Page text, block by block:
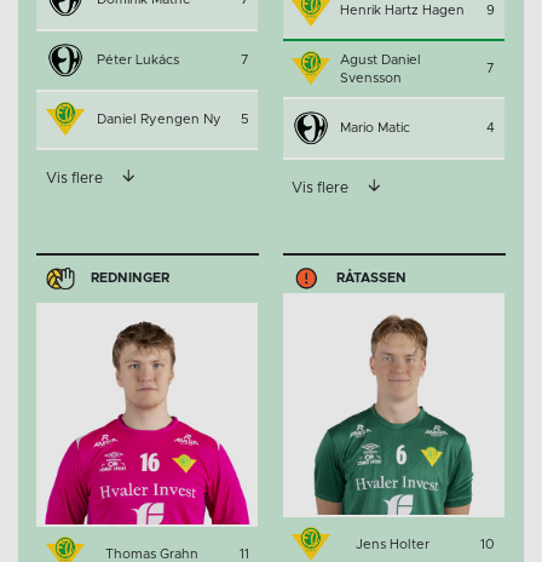
Péter Lukács 7
Daniel Ryengen Ny 5
Vis flere
Henrik Hartz Hagen 9
Agust Daniel
Svensson
7
Mario Matic 4
Vis flere
REDNINGER
Thomas Grahn 11
RÅTASSEN
Jens Holter 10